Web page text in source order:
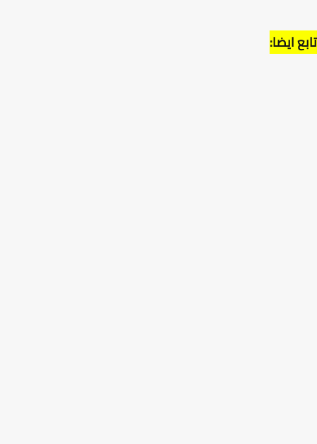
ايضا: